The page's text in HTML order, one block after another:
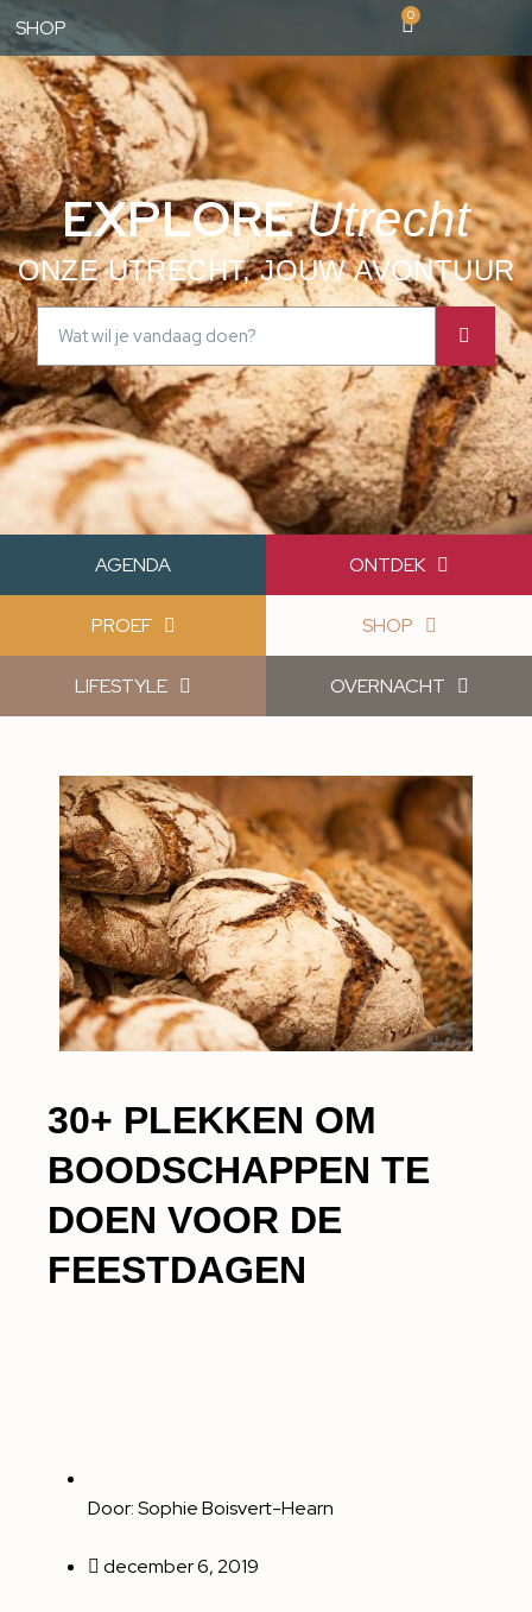
SHOP
0
EXPLOREUtrecht
ONZE UTRECHT, JOUW AVONTUUR
AGENDA ONTDEK
PROEF SHOP
LIFESTYLE OVERNACHT
30+ PLEKKEN OM
BOODSCHAPPEN TE
DOEN VOOR DE
FEESTDAGEN
Door:Sophie Boisvert-Hearn
december 6, 2019